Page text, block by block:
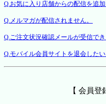
Q.お気に入り店舗からの配信を追
Q.メルマガが配信されません。
Q.ご注文状況確認メールが受信でき
Q.モバイル会員サイトを退会したい
【 会員登